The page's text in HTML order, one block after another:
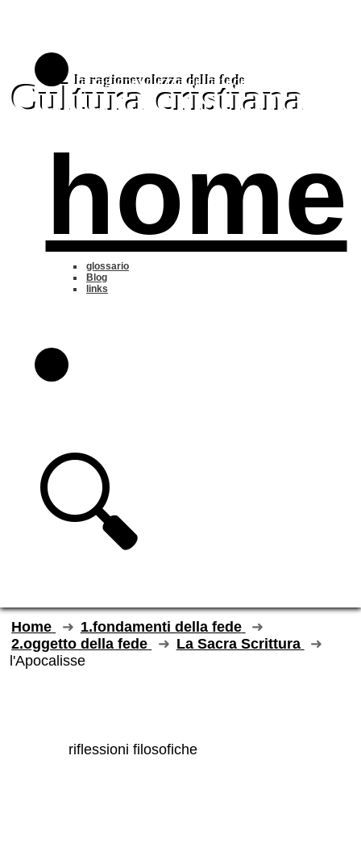
Cultura cristiana
la ragionevolezza della fede
home
glossario
Blog
links
🔍
Home
1.fondamenti della fede
2.oggetto della fede
La Sacra Scrittura
l'Apocalisse
riflessioni filosofiche